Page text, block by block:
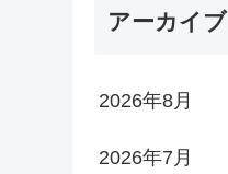
アーカイブ
2026年8月
2026年7月